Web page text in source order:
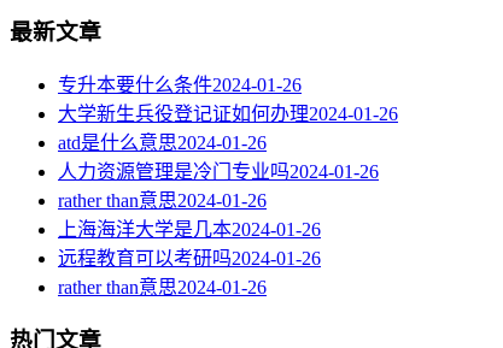
最新文章
专升本要什么条件2024-01-26
大学新生兵役登记证如何办理2024-01-26
atd是什么意思2024-01-26
人力资源管理是冷门专业吗2024-01-26
rather than意思2024-01-26
上海海洋大学是几本2024-01-26
远程教育可以考研吗2024-01-26
rather than意思2024-01-26
热门文章